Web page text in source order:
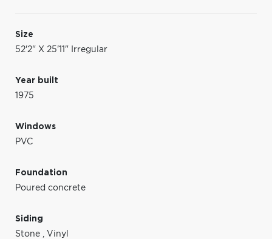
Size
52'2" X 25'11" Irregular
Year built
1975
Windows
PVC
Foundation
Poured concrete
Siding
Stone , Vinyl